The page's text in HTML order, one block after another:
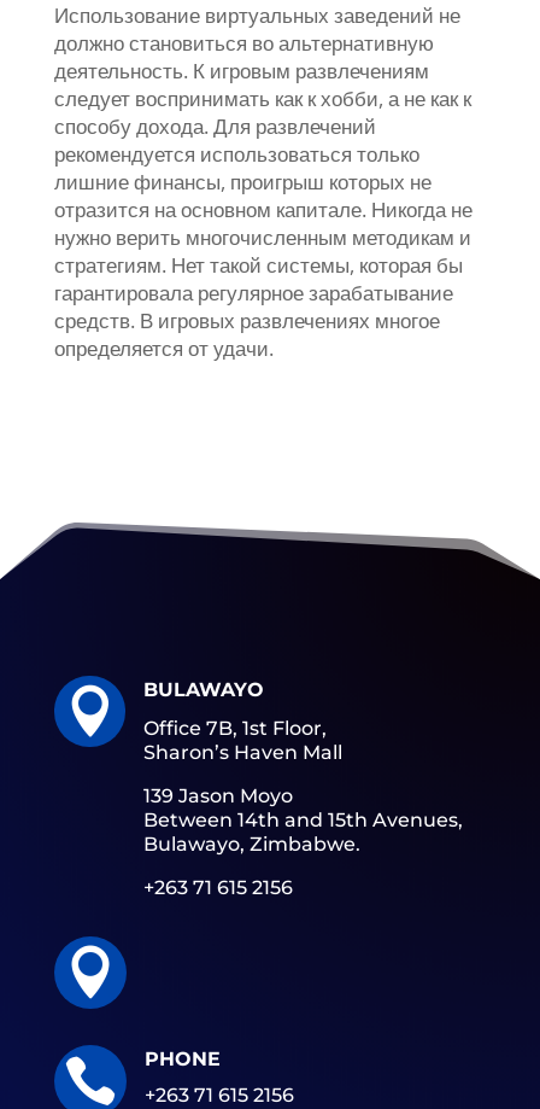
Использование виртуальных заведений не
должно становиться во альтернативную
деятельность. К игровым развлечениям
следует воспринимать как к хобби, а не как к
способу дохода. Для развлечений
рекомендуется использоваться только
лишние финансы, проигрыш которых не
отразится на основном капитале. Никогда не
нужно верить многочисленным методикам и
стратегиям. Нет такой системы, которая бы
гарантировала регулярное зарабатывание
средств. В игровых развлечениях многое
определяется от удачи.

BULAWAYO
Office 7B, 1st Floor,
Sharon’s Haven Mall
139 Jason Moyo
Between 14th and 15th Avenues,
Bulawayo, Zimbabwe.
+263 71 615 2156


PHONE
+263 71 615 2156